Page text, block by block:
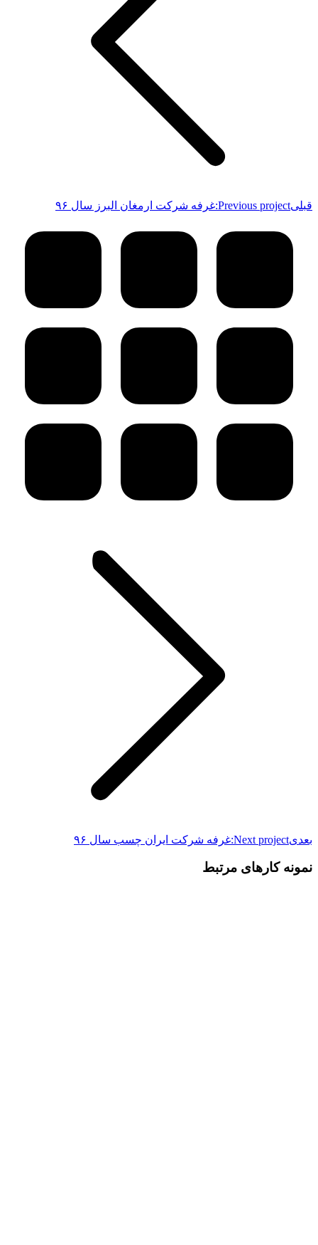
قبلیPrevious project: غرفه شرکت ارمغان البرز سال ۹۶
بعدیNext project: غرفه شرکت ایران چسب سال ۹۶
نمونه کارهای مرتبط